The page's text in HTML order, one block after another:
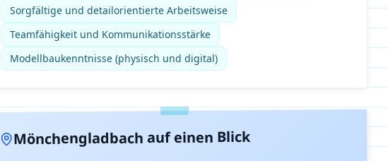
Sorgfältige und detailorientierte Arbeitsweise
Teamfähigkeit und Kommunikationsstärke
Modellbaukenntnisse (physisch und digital)
Mönchengladbach auf einen Blick